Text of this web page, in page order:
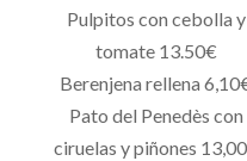
Pulpitos con cebolla y
tomate 13.50€
Berenjena rellena
Pato del Penedès con
ciruelas y piñones